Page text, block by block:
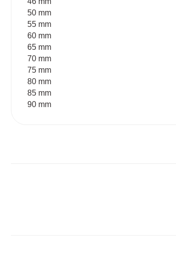
50 mm
55 mm
60 mm
65 mm
70 mm
75 mm
80 mm
85 mm
90 mm